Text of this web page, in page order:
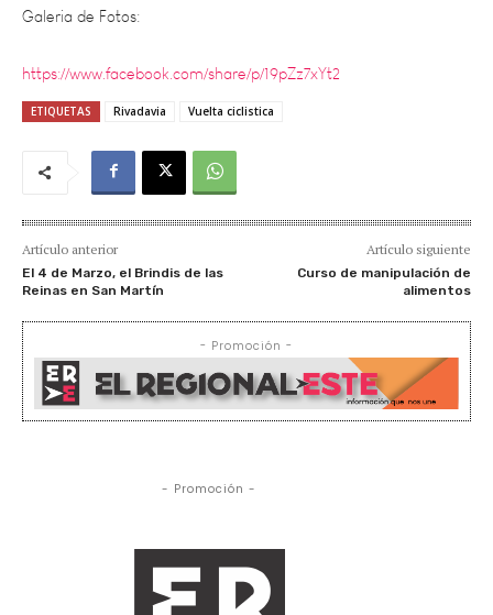
https://www.facebook.com/share/p/19pZz7xYt2
ETIQUETAS Rivadavia Vuelta ciclistica
Artículo anterior
El 4 de Marzo, el Brindis de las
Reinas en San Martín
Artículo siguiente
Curso de manipulación de
alimentos
- Promoción -
- Promoción -